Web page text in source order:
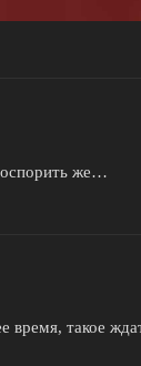
же…
время, такое